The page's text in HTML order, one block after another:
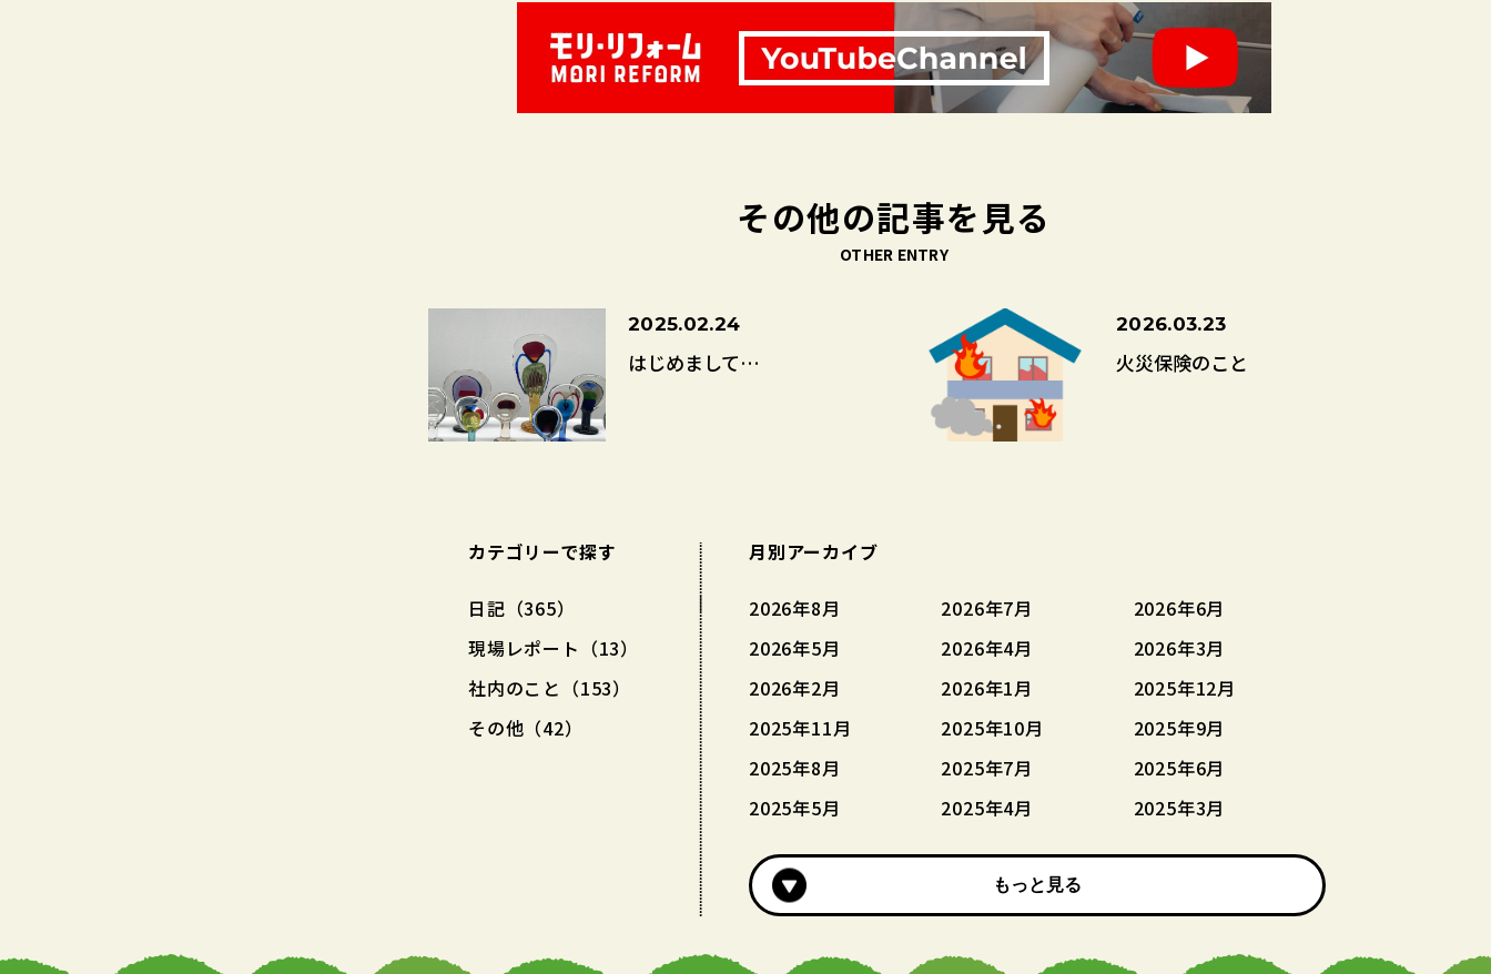
その他の記事を見る
OTHER ENTRY
2025.02.24
はじめまして…
2026.03.23
火災保険のこと
カテゴリーで探す
日記（365）
現場レポート（13）
社内のこと（153）
その他（42）
月別アーカイブ
2026年8月 2026年7月
2026年6月
2026年5月
2026年4月
2026年3月
2026年2月
2026年1月
2025年12月
2025年11月
2025年10月
2025年9月
2025年8月
2025年7月
2025年6月
2025年5月
2025年4月 2025年3月
もっと見る
もっと見る